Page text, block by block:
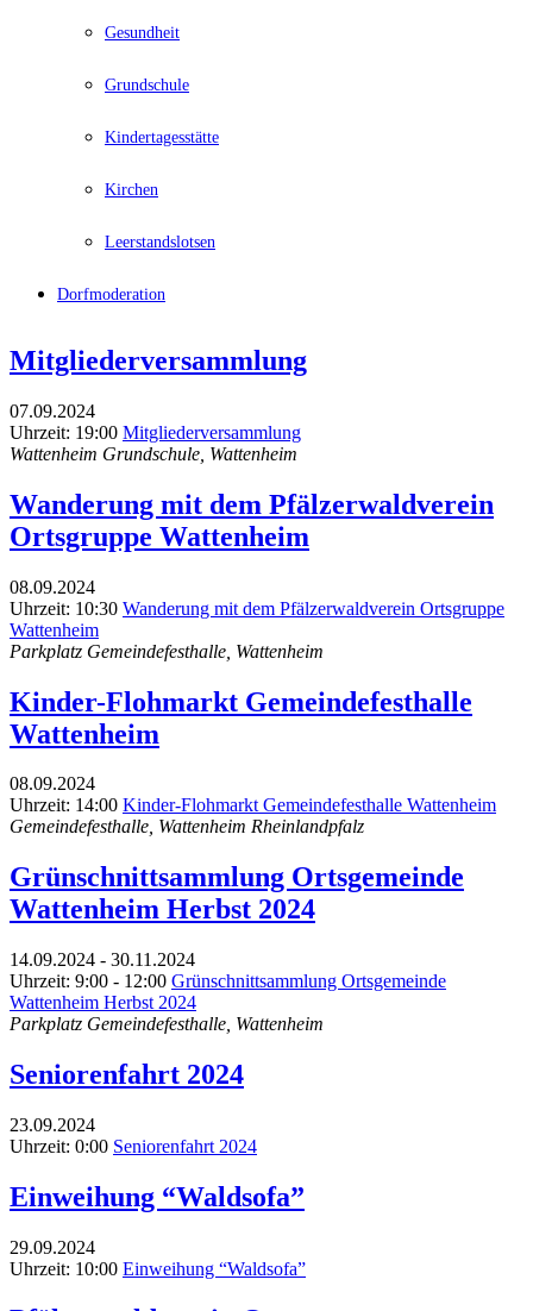
Gesundheit
Grundschule
Kindertagesstätte
Kirchen
Leerstandslotsen
Dorfmoderation
Mitgliederversammlung
07.09.2024
Uhrzeit: 19:00 Mitgliederversammlung
Wattenheim Grundschule, Wattenheim
Wanderung mit dem Pfälzerwaldverein
Ortsgruppe Wattenheim
08.09.2024
Uhrzeit: 10:30 Wanderung mit dem Pfälzerwaldverein Ortsgruppe
Wattenheim
Parkplatz Gemeindefesthalle, Wattenheim
Kinder-Flohmarkt Gemeindefesthalle
Wattenheim
08.09.2024
Uhrzeit: 14:00 Kinder-Flohmarkt Gemeindefesthalle Wattenheim
Gemeindefesthalle, Wattenheim Rheinlandpfalz
Grünschnittsammlung Ortsgemeinde
Wattenheim Herbst 2024
14.09.2024 - 30.11.2024
Uhrzeit: 9:00 - 12:00 Grünschnittsammlung Ortsgemeinde
Wattenheim Herbst 2024
Parkplatz Gemeindefesthalle, Wattenheim
Seniorenfahrt 2024
23.09.2024
Uhrzeit: 0:00 Seniorenfahrt 2024
Einweihung “Waldsofa”
29.09.2024
Uhrzeit: 10:00 Einweihung “Waldsofa”